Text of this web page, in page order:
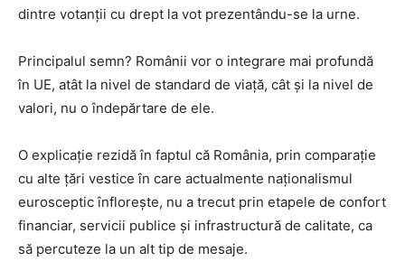
dintre votanții cu drept la vot prezentându-se la urne.
Principalul semn? Românii vor o integrare mai profundă
în UE, atât la nivel de standard de viață, cât și la nivel de
valori, nu o îndepărtare de ele.
O explicație rezidă în faptul că România, prin comparație
cu alte țări vestice în care actualmente naționalismul
eurosceptic înflorește, nu a trecut prin etapele de confort
financiar, servicii publice și infrastructură de calitate, ca
să percuteze la un alt tip de mesaje.